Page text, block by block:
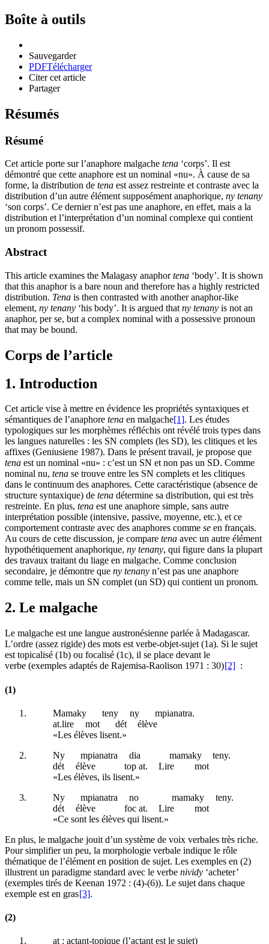
Boîte à outils
Sauvegarder
PDFTélécharger
Citer cet article
Partager
Résumés
Résumé
Cet article porte sur l’anaphore malgache tena ‘corps’. Il est
démontré que cette anaphore est un nominal «nu». À cause de sa
forme, la distribution de tena est assez restreinte et contraste avec la
distribution d’un autre élément supposément anaphorique, ny tenany
‘son corps’. Ce dernier n’est pas une anaphore, en effet, mais a la
distribution et l’interprétation d’un nominal complexe qui contient
un pronom possessif.
Abstract
This article examines the Malagasy anaphortena ‘body’. It is shown
that this anaphor is a bare noun and therefore has a highly restricted
distribution. Tena is then contrasted with another anaphor-like
element, ny tenany ‘his body’. It is argued that ny tenany is not an
anaphor, per se, but a complex nominal with a possessive pronoun
that may be bound.
Corps de l’article
1. Introduction
Cet article vise à mettre en évidence les propriétés syntaxiques et
sémantiques de l’anaphore tena en malgache[1]. Les études
typologiques sur les morphèmes réfléchis ont révélé trois types dans
les langues naturelles : les SN complets (les SD), les clitiques et les
affixes (Geniusiene 1987). Dans le présent travail, je propose que
tena est un nominal «nu» : c’est un SN et non pas un SD. Comme
nominal nu, tena se trouve entre les SN complets et les clitiques
dans le continuum des anaphores. Cette caractéristique (absence de
structure syntaxique) de tena détermine sa distribution, qui est très
restreinte. En plus, tena est une anaphore simple, sans autre
interprétation possible (intensive, passive, moyenne, etc.), et ce
comportement contraste avec des anaphores comme se en français.
Au cours de cette discussion, je compare tena avec un autre élément
hypothétiquement anaphorique, ny tenany, qui figure dans la plupart
des travaux traitant du liage en malgache. Comme conclusion
secondaire, je démontre que ny tenany n’est pas une anaphore
comme telle, mais un SN complet (un SD) qui contient un pronom.
2. Le malgache
Le malgache est une langue austronésienne parlée à Madagascar.
L’ordre (assez rigide) des mots est verbe-objet-sujet (1a). Si le sujet
est topicalisé (1b) ou focalisé (1c), il se place devant le
verbe (exemples adaptés de Rajemisa-Raolison 1971 : 30)[2] :
(1)
Mamaky teny ny
mpianatra.
at.lire mot dét
élève
«Les élèves lisent.»
Ny
mpianatra dia mamaky
teny.
dét
élève top at. Lire
mot
«Les élèves, ils lisent.»
Ny
mpianatra no mamaky
teny.
dét
élève foc at. Lire
mot
«Ce sont les élèves qui lisent.»
En plus, le malgache jouit d’un système de voix verbales très riche.
Pour simplifier un peu, la morphologie verbale indique le rôle
thématique de l’élément en position de sujet. Les exemples en (2)
illustrent un paradigme standard avec le verbe nividy ‘acheter’
(exemples tirés de Keenan 1972 : (4)-(6)). Le sujet dans chaque
exemple est en gras[3].
(2)
at : actant-topique (l’actant est le sujet)